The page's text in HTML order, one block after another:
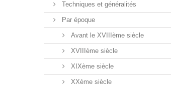
Techniques et généralités
Par époque
Avant le XVIIIème siècle
XVIIIème siècle
XIXème siècle
XXème siècle